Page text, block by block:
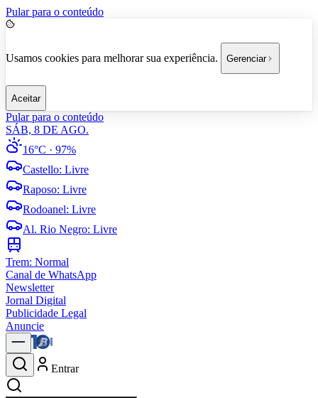
Pular para o conteúdo
Usamos cookies para melhorar sua experiência. Gerenciar
Aceitar
Pular para o conteúdo
SÁB, 8 DE AGO.
16°C · 97%
Castello: Livre
Raposo: Livre
Rodoanel: Livre
Al. Rio Negro: Livre
Trem: Normal
Canal de WhatsApp
Newsletter
Jornal Digital
Publicidade Legal
Anuncie
Entrar